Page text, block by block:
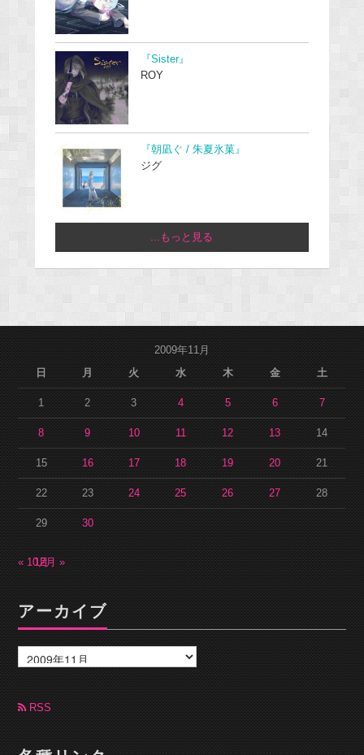
『Sister』
ROY
『朝凪ぐ / 朱夏氷菓』
ジグ
...もっと見る
2009年11月
日
月 火 水 木 金 土
1 2 3 4 5 6 7
8 9 10 11 12 13 14
15 16 17 18 19 20 21
22 23 24 25 26 27 28
29 30
« 10月12月 »
アーカイブ
ー
カ
ブ RSS